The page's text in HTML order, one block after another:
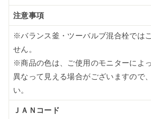
注意事項
※バランス釜・ツーバルブ混合栓では
せん。
※商品の色は、ご使用のモニターによ
異なって見える場合がございますので
い。
ＪＡＮコード